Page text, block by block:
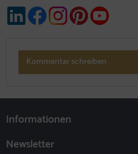
Kommentar schreiben
Informationen
Newsletter